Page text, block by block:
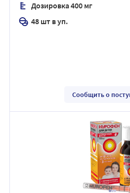
Дозировка 400 мг
48 шт в уп.
Сообщить о